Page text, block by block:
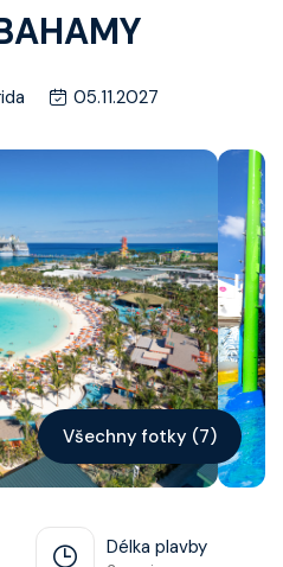
05.11.2027
Všechny fotky (7)
Délka plavby